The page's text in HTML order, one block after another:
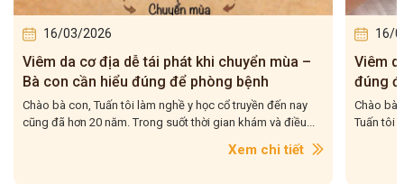
16/03/2026
Viêm da cơ địa tái đi tái lại – Bà con hiểu
đúng để điều trị cho dứt điểm
Chào bà con, Viêm da cơ địa tái đi tái lại là tình trạng mà
Tuấn tôi gặp rất nhiều trong quá trình hơn 20...
Xem chi tiết
16/
5 bài
–
Chào bà
tôi gặp